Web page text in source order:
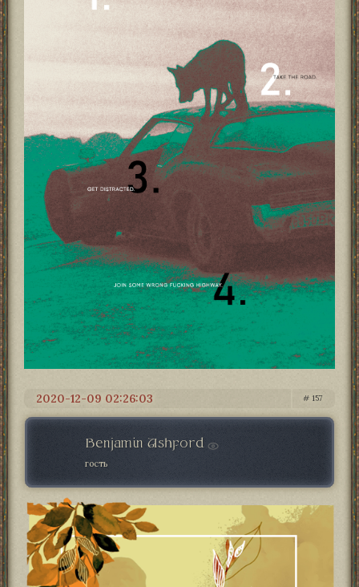
157
2020-12-09 02:26:03
Benjamin Ashford
гость